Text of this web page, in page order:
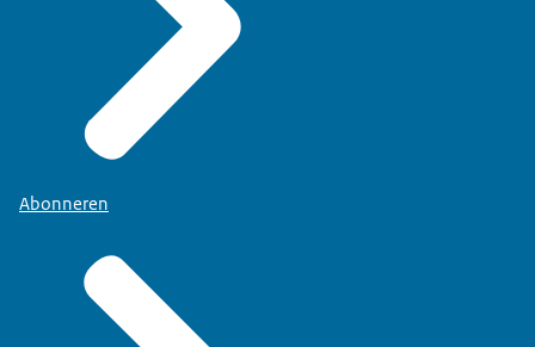
Abonneren